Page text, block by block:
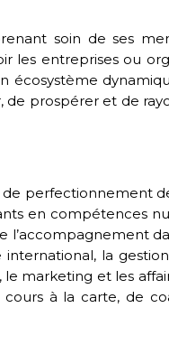
soin de ses
les entreprises ou
écosystème
de prospérer et de
perfectionnement
en compétences
la
marketing et les
à la carte, de